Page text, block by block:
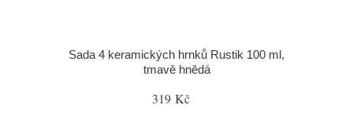
Sada 4 keramických hrnků Rustik 100 ml,
tmavě hnědá
319 Kč